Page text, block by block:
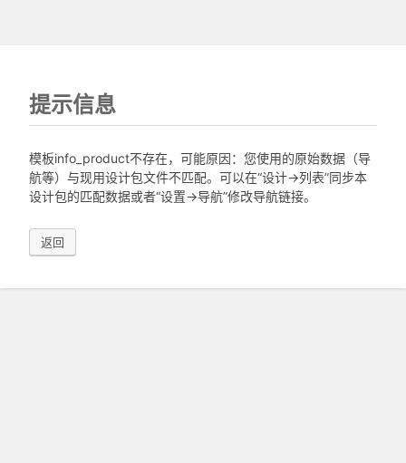
提示信息
模板info_product不存在，可能原因：您使用的原始数据（导
航等）与现用设计包文件不匹配。可以在“设计->列表”同步本
设计包的匹配数据或者“设置->导航”修改导航链接。
返回